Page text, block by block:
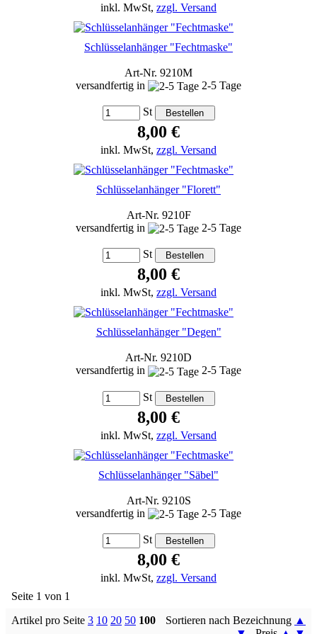
inkl. MwSt, zzgl. Versand
Schlüsselanhänger "Fechtmaske"
Art-Nr. 9210M
versandfertig in
2-5 Tage
St
8,00 €
inkl. MwSt, zzgl. Versand
Schlüsselanhänger "Florett"
Art-Nr. 9210F
versandfertig in
2-5 Tage
St
8,00 €
inkl. MwSt, zzgl. Versand
Schlüsselanhänger "Degen"
Art-Nr. 9210D
versandfertig in
2-5 Tage
St
8,00 €
inkl. MwSt, zzgl. Versand
Schlüsselanhänger "Säbel"
Art-Nr. 9210S
versandfertig in
2-5 Tage
St
8,00 €
inkl. MwSt, zzgl. Versand
Seite 1 von 1
Artikel pro Seite 3 10 20 50 100 Sortieren nach Bezeichnung ▲